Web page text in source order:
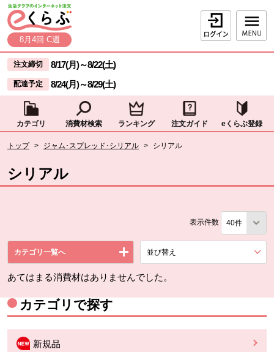
ページの先頭です。
本文へジャンプする。
8月4回 C週
ログイン
ここからサイト内共通メニューです。
サイト内共通メニューをスキップする
注文締切 8/17(月)～8/22(土)
配達予定 8/24(月)～8/29(土)
カテゴリ 消費材検索 ランキング 注文ガイド eくらぶ登録
トップ > ジャム･スプレッド･シリアル > シリアル
シリアル
表示件数
カテゴリ一覧へ 並び替え
あてはまる消費材はありませんでした。
カテゴリで探す
新規品